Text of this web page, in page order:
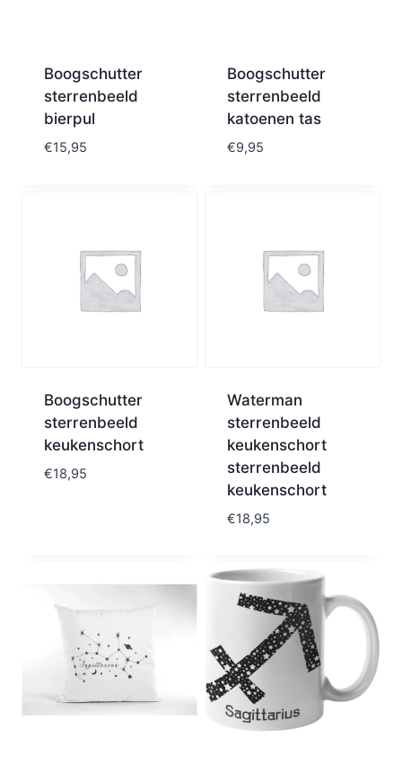
Boogschutter
sterrenbeeld
bierpul
€15,95
Boogschutter
sterrenbeeld
katoenen tas
€9,95
Boogschutter
sterrenbeeld
keukenschort
€18,95
Waterman
sterrenbeeld
keukenschort
sterrenbeeld
keukenschort
€18,95